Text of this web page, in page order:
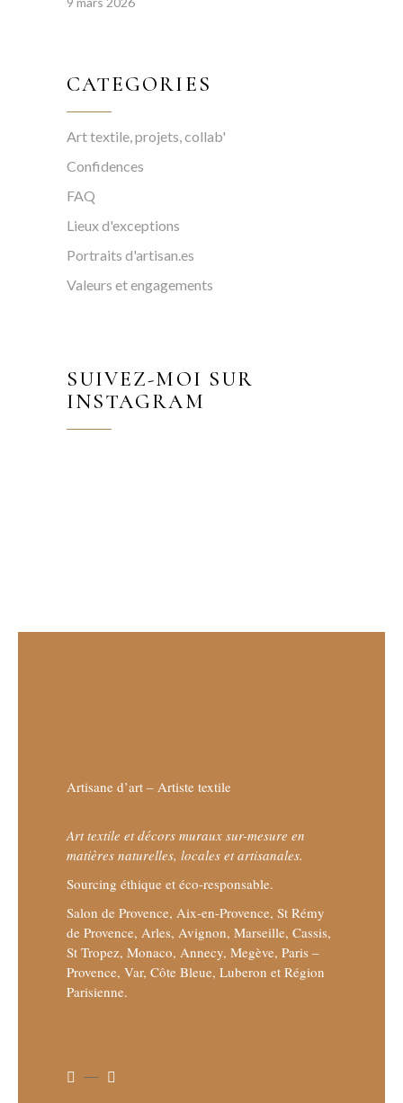
CATEGORIES
Art textile, projets, collab'
Confidences
FAQ
Lieux d'exceptions
Portraits d'artisan.es
Valeurs et engagements
SUIVEZ-MOI SUR
INSTAGRAM
Artisane d’art – Artiste textile
Art textile et décors muraux sur-mesure en
matières naturelles, locales et artisanales.
Sourcing éthique et éco-responsable.
Salon de Provence, Aix-en-Provence, St Rémy
de Provence, Arles, Avignon, Marseille, Cassis,
St Tropez, Monaco, Annecy, Megève, Paris –
Provence, Var, Côte Bleue, Luberon et Région
Parisienne.